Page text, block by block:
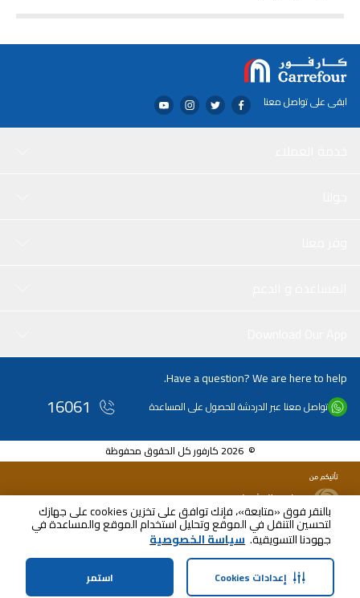
بالنقر فوق «متابعة»، فإنك توافق على تخزين cookies على جهازك
لتحسين التنقل في الموقع وتحليل استخدام الموقع والمساعدة في
جهودنا التسويقية. سياسة الخصوصية
استمر إعدادات Cookies
يوم الأحد
ابقى على تواصل معنا
Have a question? We are here to help.
تواصل معنا عبر الدردشة للحصول على المساعدة 16061
© 2026 كارفور كل الحقوق محفوظة